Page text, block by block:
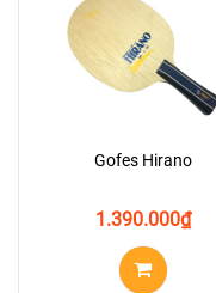
Gofes Hirano
₫
1.390.000